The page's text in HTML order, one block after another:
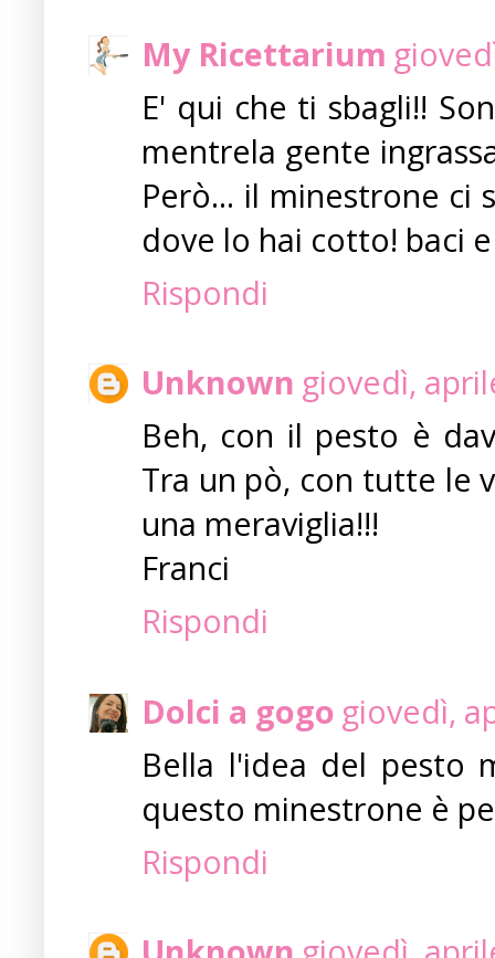
My Ricettarium
E' qui che ti sbagli!!
mentrela gente
Però... il minestrone ci
dove lo hai cotto! baci
Rispondi
Unknown giovedì,
Beh, con il pesto è
Tra un pò, con tutte le
una meraviglia!!!
Franci
Rispondi
Dolci a gogo giovedì,
Bella l'idea del pesto
questo minestrone è
Rispondi